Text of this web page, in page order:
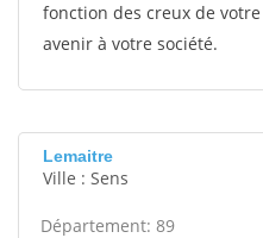
fonction des creux de
avenir à votre société.
Lemaitre
Ville : Sens
Département: 89